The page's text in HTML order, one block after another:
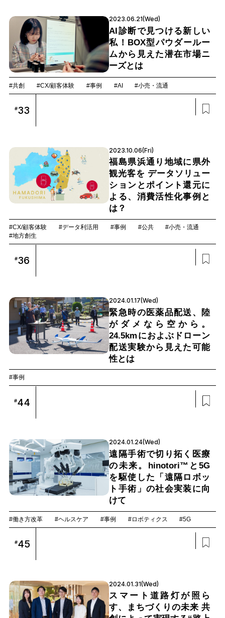
2023.06.21(Wed)
AI診断で見つける新しい
私！BOX型パウダールー
ムから見えた潜在市場ニ
ーズとは
#共創 #CX/顧客体験 #事例 #AI #小売・流通
#33
2023.10.06(Fri)
福島県浜通り地域に県外
観光客を データソリュー
ションとポイント還元に
よる、消費活性化事例と
は？
#CX/顧客体験 #データ利活用 #事例 #公共
#小売・流通
#地方創生
#36
2024.01.17(Wed)
緊急時の医薬品配送、陸
がダメなら空から。
24.5kmにおよぶドローン
配送実験から見えた可能
性とは
#事例
#44
2024.01.24(Wed)
遠隔手術で切り拓く医療
の未来。hinotori™と5G
を駆使した「遠隔ロボッ
ト手術」の社会実装に向
けて
#働き方改革 #ヘルスケア #事例 #ロボティクス #5G
#45
2024.01.31(Wed)
スマート道路灯が照ら
す、まちづくりの未来 共